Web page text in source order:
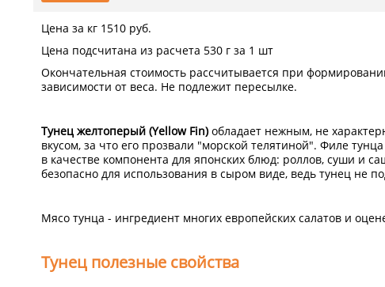
Цена за кг 1510 руб.
Цена подсчитана из расчета 530 г за 1 шт
Окончательная стоимость рассчитывается при
зависимости от веса. Не подлежит пересылке.
Тунец желтоперый (Yellow Fin)обладает нежным, не
вкусом, за что его прозвали "морской телятиной". Филе
в качестве компонента для японских блюд: роллов, суши и
безопасно для использования в сыром виде, ведь тунец не
Мясо тунца - ингредиент многих европейских салатов и
Тунец полезные свойства